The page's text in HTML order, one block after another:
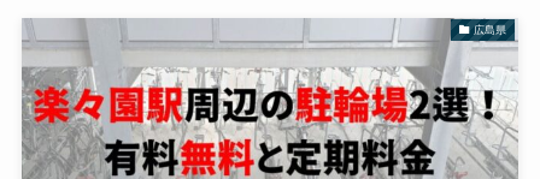
広島県